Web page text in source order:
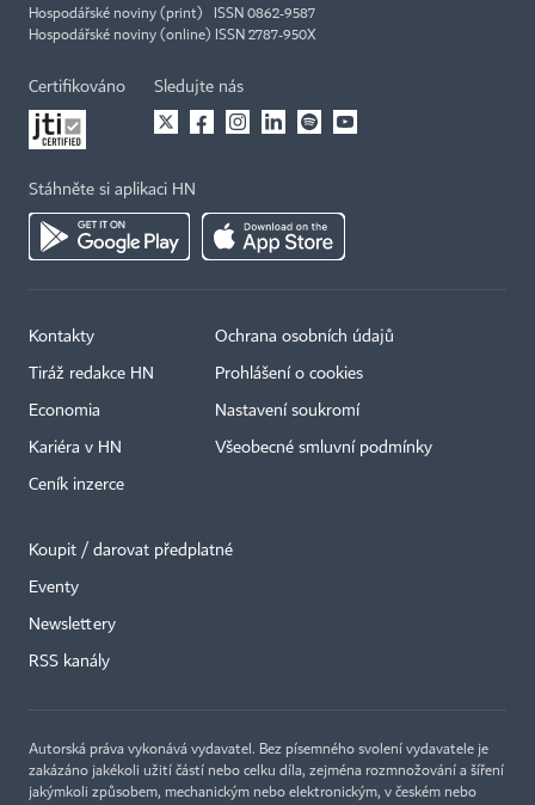
Hospodářské noviny (print) ISSN 0862-9587
Hospodářské noviny (online) ISSN 2787-950X
Certifikováno Sledujte nás
Stáhněte si aplikaci HN
Kontakty
Tiráž redakce HN
Economia
Kariéra v HN
Ceník inzerce
Ochrana osobních údajů
Prohlášení o cookies
Nastavení soukromí
Všeobecné smluvní podmínky
Koupit / darovat předplatné
Eventy
Newslettery
RSS kanály
Autorská práva vykonává vydavatel. Bez písemného svolení vydavatele je
zakázáno jakékoli užití částí nebo celku díla, zejména rozmnožování a šíření
jakýmkoli způsobem, mechanickým nebo elektronickým, v českém nebo